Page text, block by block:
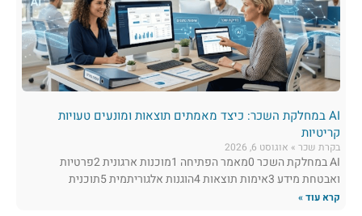
AI במחלקת השכר: כיצד מאמתים תוצאות ומונעים טעויות
קריטיות
בקרת שכר אוגוסט 6, 2026
AI במחלקת השכר 0מאמר הפתיחה 1מוכנות ארגונית 2פרטיות
ואבטחת מידע 3אימות תוצאות 4הוגנות אלגוריתמית 5תוכנית
קרא עוד »